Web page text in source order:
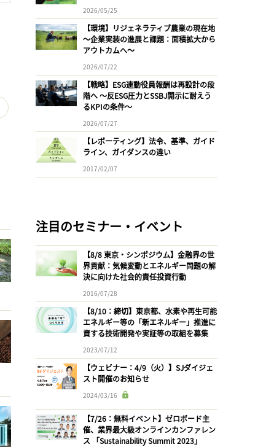
2026/05/25
【環境】リジェネラティブ農業の現在地
〜企業実装の進展と課題：面積拡大から
アウトカムへ〜
2026/07/22
【戦略】ESG連動役員報酬は再設計の段
階へ 〜反ESG圧力とSSBJ開示に耐えう
るKPIの条件〜
2026/07/27
【レポーティング】法令、基準、ガイド
ライン、ガイダンスの違い
2017/02/07
注目のセミナー・イベント
【8/8 東京・シンポジウム】金融界の世
界貢献：気候変動とエネルギー問題の解
決に向けた社会的責任投資行動
2016/07/28
【8/10：締切】東京都、水素や再生可能
エネルギー等の「新エネルギー」推進に
資する技術開発や実証等の取組を募集
2023/07/12
【ウェビナー：4/9（火）】SJダイジェ
スト開催のお知らせ
2024/03/16
【7/26：無料イベント】ゼロボード主
催、業界最大級オンラインカンファレン
ス 「Sustainability Summit 2023」